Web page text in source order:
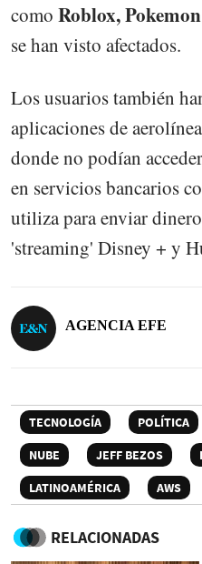
como Roblox,
se han visto afectados.
Los usuarios también
aplicaciones de
donde no podían
en servicios bancarios
utiliza para enviar
'streaming' Disney + y
AGENCIA EFE
TECNOLOGÍA POLÍTICA
NUBE
JEFF BEZOS
LATINOAMÉRICA
AWS
RELACIONADAS